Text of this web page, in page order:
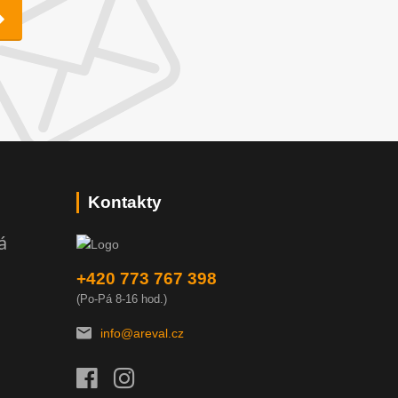
Kontakty
+420 773 767 398
(Po-Pá 8-16 hod.)
info@areval.cz